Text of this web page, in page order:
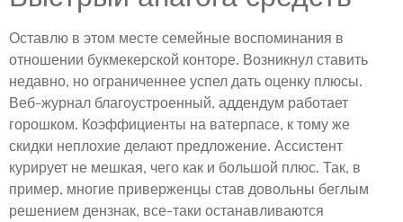
Оставлю в этом месте семейные воспоминания в
отношении букмекерской конторе. Возникнул ставить
недавно, но ограниченнее успел дать оценку плюсы.
Веб-журнал благоустроенный, аддендум работает
горошком. Коэффициенты на ватерпасе, к тому же
скидки неплохие делают предложение. Ассистент
курирует не мешкая, чего как и большой плюс. Так, в
пример, многие приверженцы став довольны беглым
решением дензнак, все-таки останавливаются